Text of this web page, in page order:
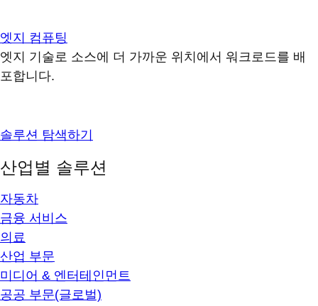
엣지 컴퓨팅
엣지 기술로 소스에 더 가까운 위치에서 워크로드를 배
포합니다.
솔루션 탐색하기
산업별 솔루션
자동차
금융 서비스
의료
산업 부문
미디어 & 엔터테인먼트
공공 부문(글로벌)